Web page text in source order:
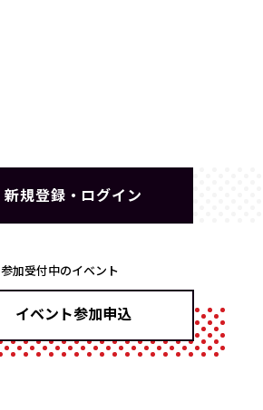
新規登録・ログイン
参加受付中のイベント
イベント参加申込